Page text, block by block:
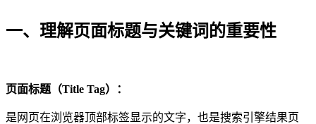
一、理解页面标题与关键词的重要性
页面标题（Title Tag）：
是网页在浏览器顶部标签显示的文字，也是搜索引擎结果页